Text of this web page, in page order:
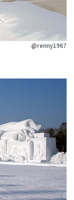
@renny1967